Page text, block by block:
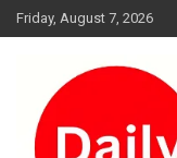
Skip
to
Friday, August 7, 2026